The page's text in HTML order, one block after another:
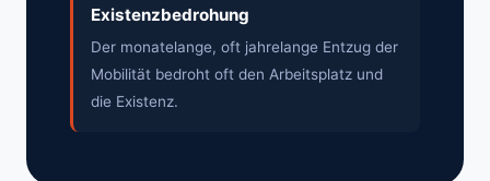
Existenzbedrohung
Der monatelange, oft jahrelange Entzug der
Mobilität bedroht oft den Arbeitsplatz und
die Existenz.